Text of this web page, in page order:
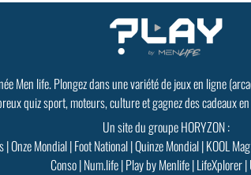
Men life. Plongez dans une variété de jeux en ligne
quiz sport, moteurs, culture et gagnez des cadeaux
Un site du groupe HORYZON :
|Onze Mondial|Foot National|Quinze Mondial|KOOL Mag
Conso|Num.life|Play by Menlife|LifeXplorer|